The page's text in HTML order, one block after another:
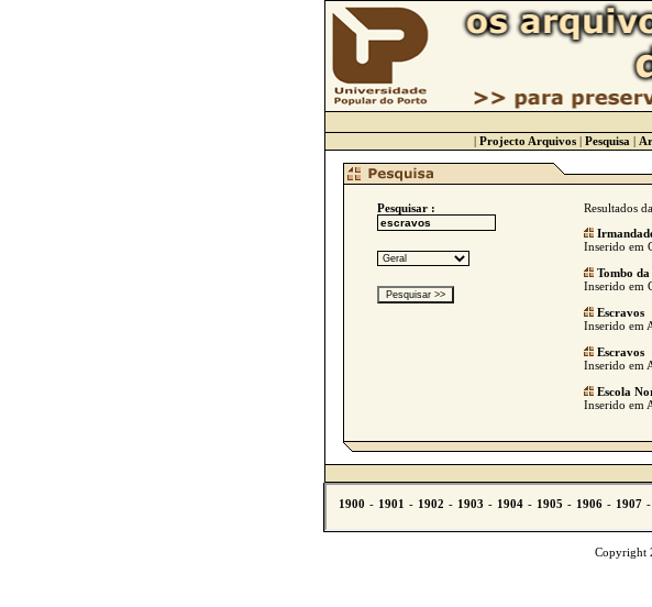
| Projecto Arquivos | Pesquisa |
Pesquisar : Resultados
Inserido em
Tombo
Inserido em
Escravos
Inserido em
Escravos
Inserido em
Escola
Inserido em
Copyright